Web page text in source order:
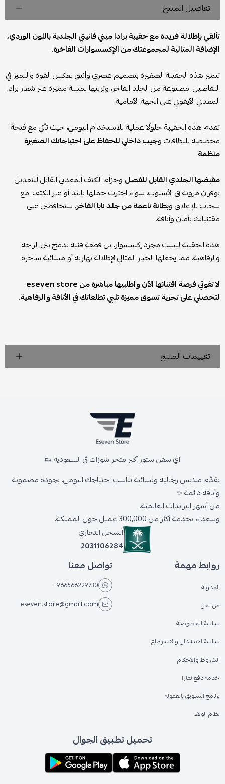
تفاصيل المنتج
تألقي بإطلالة فريدة مع حقيبة برادا ميني فانيتي الجلدية باللون الوردي،
الإضافة المثالية لمجموعتك من الإكسسوارات الفاخرة.
تتميز هذه الحقيبة الصغيرة بتصميم عصري وأنيق يعكس القوة والتميز في
التفاصيل. مصنوعة من الجلد الفاخر، وتزينها لمسة مميزة عبر شعار برادا
المعدني الأيقوني على الجهة الأمامية.
تقدم هذه الحقيبة حلولًا عملية للاستخدام اليومي، حيث تأتي مع فتحة
مخصصة للبطاقات وجيب داخلي للحفاظ على احتياجاتك الصغيرة
منظمة.
مقبضها الجلدي القابل للفصل وحزام الكتف المعدني القابل للتعديل
يوفران مرونة في الأسلوب، سواء اخترت حملها باليد أو عبر الكتف. مع
سحاب للإغلاق وبطانة ناعمة من جلد نابا الفاخر، ستحافظين على
مقتنياتك بأمان وأناقة.
هذه الحقيبة ليست مجرد إكسسوار، بل قطعة فنية تدمج بين الراحة
والرفاهية، مما يجعلها الخيار المثالي لإطلالة نهارية أو مسائية ساحرة.
لا تفوتي فرصة اقتنائها الآن واطلبيها مباشرة من eseven store
لتحصلي على تجربة تسوق مميزة تلبي تطلعاتك في الأناقة والرفاهية.
تقييمات المنتج
اي سفن ستور أكبر متجر شوزات في السعودية 👟
يقدّم ملابس رجالية ونسائية تناسب احتياجك اليومي، بجودة مضمونة
وأناقة دائمة ✨
من أشهر البراندات العالمية،
وسعداء بخدمة أكثر من 300,000 عميل حول المملكة.
السجل التجاري
2031106284
روابط مهمة
المدونة
من نحن
سياسة الخصوصية
سياسة الاستبدال والاسترجاع
الشروط والاحكام
خدمة دفع تمارا
برنامج التسويق بالعمولة
نظام الولاء
تواصل معنا
+966566229730
eseven.store@gmail.com
تحميل تطبيق الجوال